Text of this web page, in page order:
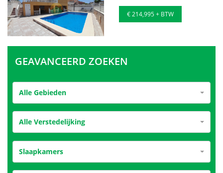
€ 214,995 + BTW
GEAVANCEERD ZOEKEN
Alle Gebieden
Alle Verstedelijking
Slaapkamers